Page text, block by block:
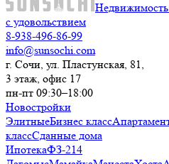
с удовольствием
8-938-496-86-99
info@sunsochi.com
г. Сочи, ул. Пластунская, 81,
3 этаж, офис 17
пн-пт 09:30–18:00
Новостройки
ЭлитныеБизнес класс
классСданные дома
ИпотекаФЗ-214